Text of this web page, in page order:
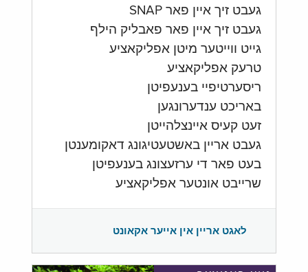
געבט זיך איין פאר SNAP
געבט זיך איין פאר פאבליק הילף
גייט ווייטער מיטן אפליקאציע
טרעק אפליקאציע
ריסערטיפיי בענעפיטן
באריכט ענדערונגען
זעט קעיס איינצלהייטן
געבט אריין באשטעטיגונג דאקומענטן
בעט פאר די ערזעצונג בענעפיטן
שרייבט אונטער אפליקאציע
לאגט אריין אין אייער אקאונט